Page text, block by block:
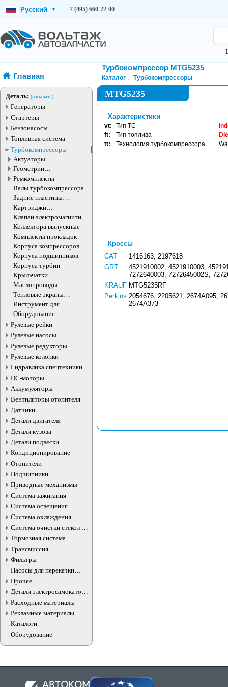
Русский ▾ +7 (495) 660-22-00
Главная
Деталь: (раскрыть)
Генераторы
Стартеры
Бензонасосы
Топливная система
Турбокомпрессоры
Актуаторы
турбокомпрессора
Геометрии
турбокомпрессора
Ремкомплекты
Валы турбокомпрессора
Задние пластины
турбокомпрессора
Картриджи
турбокомпрессоров
Клапан электромагнитный
турбокомпрессора
Коллектора выпускные
Комплекты прокладок
Корпуса компрессоров
Корпуса подшипников
Корпуса турбин
Крыльчатки
турбокомпрессора
Маслопроводы
турбокомпрессора
Тепловые экраны
турбокомпрессора
Инструмент для
турбокомпрессоров
Оборудование
турбокомпрессоров
Рулевые рейки
Рулевые насосы
Рулевые редукторы
Рулевые колонки
Гидравлика спецтехники
DC-моторы
Аккумуляторы
Вентиляторы отопителя
Датчики
Детали двигателя
Детали кузова
Детали подвески
Кондиционирование
Отопители
Подшипники
Приводные механизмы
Система зажигания
Система освещения
Система охлаждения
Система очистки стекол и
фар
Тормозная система
Трансмиссия
Фильтры
Насосы для перекачки
жидкостей
Прочее
Детали электросамокатов и
электротранспорта
Расходные материалы
Рекламные материалы
Каталоги
Оборудование
Турбокомпрессор MTG5235
Каталог Турбокомпрессоры
MTG5235
Характеристики
vt: Тип ТС
ft:
Тип топлива
tt:
Технология турбокомпрессора
Кроссы
CAT
1416163, 2197618
GRT
4521910002, 4521910003,
7272640003, 7272645002S,
KRAUF MTG5235RF
Perkins 2054676, 2205621, 2674A095,
2674A373